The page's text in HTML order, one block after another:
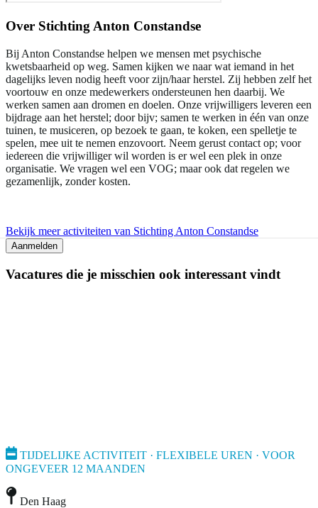
Over Stichting Anton Constandse
Bij Anton Constandse helpen we mensen met psychische
kwetsbaarheid op weg. Samen kijken we naar wat iemand in het
dagelijks leven nodig heeft voor zijn/haar herstel. Zij hebben zelf het
voortouw en onze medewerkers ondersteunen hen daarbij. We
werken samen aan dromen en doelen. Onze vrijwilligers leveren een
bijdrage aan het herstel; door bijv; samen te werken in één van onze
tuinen, te musiceren, op bezoek te gaan, te koken, een spelletje te
spelen, mee uit te nemen enzovoort. Neem gerust contact op; voor
iedereen die vrijwilliger wil worden is er wel een plek in onze
organisatie. We vragen wel een VOG; maar ook dat regelen we
gezamenlijk, zonder kosten.
Bekijk meer activiteiten van Stichting Anton Constandse
Aanmelden
Vacatures die je misschien ook interessant vindt
TIJDELIJKE ACTIVITEIT · FLEXIBELE UREN · VOOR
ONGEVEER 12 MAANDEN
Den Haag